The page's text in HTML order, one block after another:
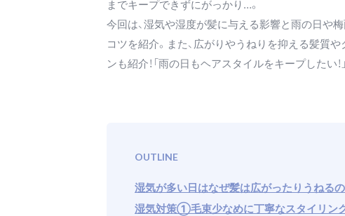
までキープできずにがっかり…。
今回は、湿気や湿度が髪に与える影響と雨の日や
コツを紹介。また、広がりやうねりを抑える髪質
ンも紹介！「雨の日もヘアスタイルをキープしたい
OUTLINE
湿気が多い日はなぜ髪は広がったりうねるの
湿気対策①毛束少なめに丁寧なスタイリン